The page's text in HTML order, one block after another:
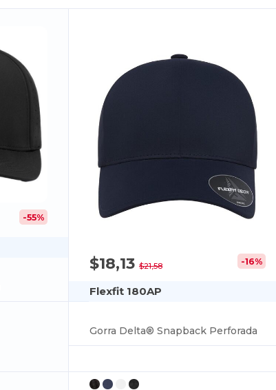
-55%
$18,13 $21,58 -16%
Flexfit 180AP
Gorra Delta® Snapback Perforada